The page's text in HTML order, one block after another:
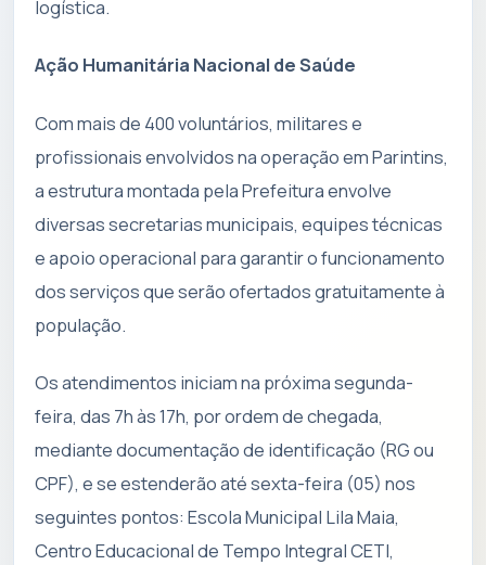
logística.
Ação Humanitária Nacional de Saúde
Com mais de 400 voluntários, militares e
profissionais envolvidos na operação em Parintins,
a estrutura montada pela Prefeitura envolve
diversas secretarias municipais, equipes técnicas
e apoio operacional para garantir o funcionamento
dos serviços que serão ofertados gratuitamente à
população.
Os atendimentos iniciam na próxima segunda-
feira, das 7h às 17h, por ordem de chegada,
mediante documentação de identificação (RG ou
CPF), e se estenderão até sexta-feira (05) nos
seguintes pontos: Escola Municipal Lila Maia,
Centro Educacional de Tempo Integral CETI,